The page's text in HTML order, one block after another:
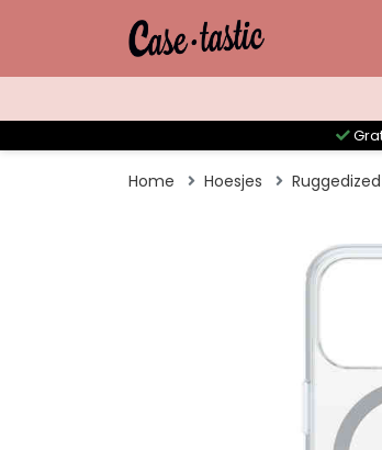
Home Hoesjes